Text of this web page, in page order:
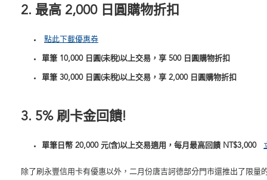
2. 最高 2,000 日圓購物折扣
點此下載優惠券
單筆 10,000 日圓(未稅)以上交易，享 500 日圓 購物折扣
單筆 30,000 日圓(未稅)以上交易，享 2,000 日圓 購物折扣
3. 5% 刷卡金回饋!
單筆日幣 20,000 元(含)以上交易適用，每月最高回饋 NT$3,000
除了刷永豐信用卡有優惠以外，二月份唐吉訶德部分門市還推出了限